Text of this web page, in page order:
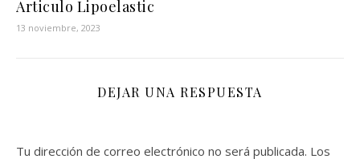
Articulo Lipoelastic
13 noviembre, 2023
DEJAR UNA RESPUESTA
Tu dirección de correo electrónico no será publicada. Los